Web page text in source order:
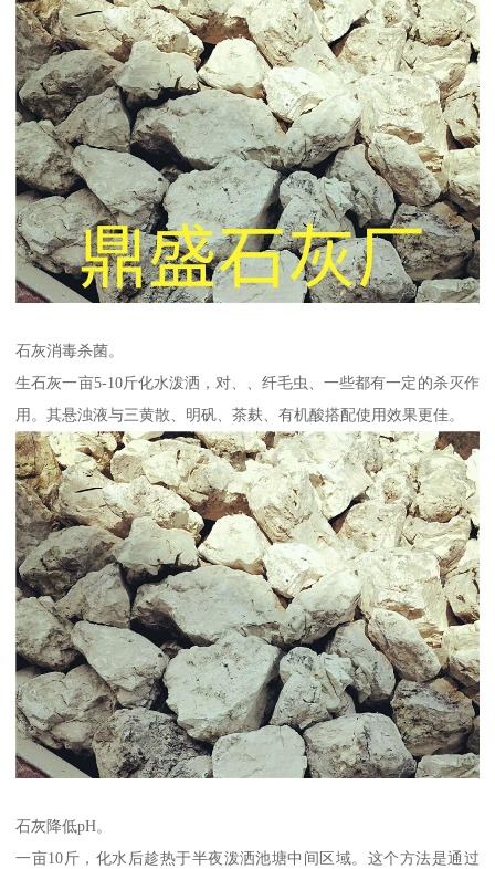
石灰消毒杀菌。
生石灰一亩5-10斤化水泼洒，对、、纤毛虫、一些都有一定的杀灭作
用。其悬浊液与三黄散、明矾、茶麸、有机酸搭配使用效果更佳。
石灰降低pH。
一亩10斤，化水后趁热于半夜泼洒池塘中间区域。这个方法是通过